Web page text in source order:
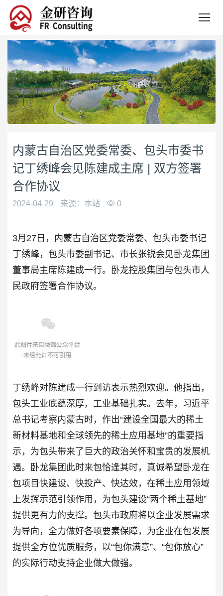
内蒙古自治区党委常委、包头市委书
记丁绣峰会见陈建成主席 | 双方签署
合作协议
2024-04-29 来源：本站 0
3月27日，内蒙古自治区党委常委、包头市委书记
丁绣峰，包头市委副书记、市长张锐会见卧龙集团
董事局主席陈建成一行。卧龙控股集团与包头市人
民政府签署合作协议。
丁绣峰对陈建成一行到访表示热烈欢迎。他指出，
包头工业底蕴深厚，工业基础扎实。去年，习近平
总书记考察内蒙古时，作出“建设全国最大的稀土
新材料基地和全球领先的稀土应用基地”的重要指
示，为包头带来了巨大的政治关怀和宝贵的发展机
遇。卧龙集团此时来包恰逢其时，真诚希望卧龙在
包项目快建设、快投产、快达效，在稀土应用领域
上发挥示范引领作用，为包头建设“两个稀土基地”
提供更有力的支撑。包头市政府将以企业发展需求
为导向，全力做好各项要素保障，为企业在包发展
提供全方位优质服务，以“包你满意”、“包你放心”
的实际行动支持企业做大做强。